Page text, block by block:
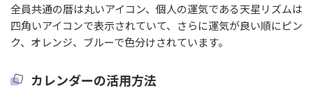
全員共通の暦は丸いアイコン、個人の運気である天星リズムは
四角いアイコンで表示されていて、さらに運気が良い順にピン
ク、オレンジ、ブルーで色分けされています。
カレンダーの活用方法